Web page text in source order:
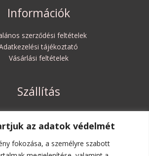
az adatok védelmét
fokozása, a személyre szabott
Információk
szerződési feltételek
tájékoztató
Vásárlási feltételek
Szállítás
költségek és határidők
Elállási jog